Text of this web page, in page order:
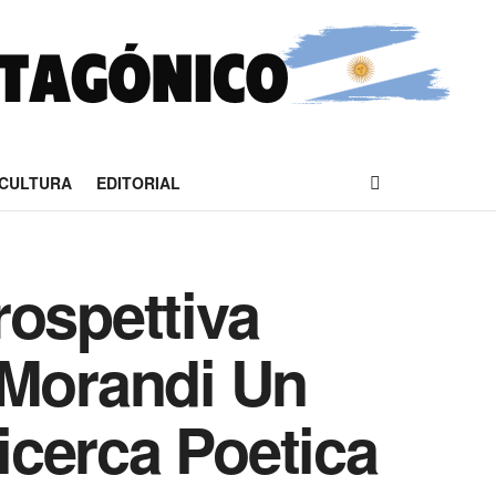
EDITORIAL
Un
Poetica